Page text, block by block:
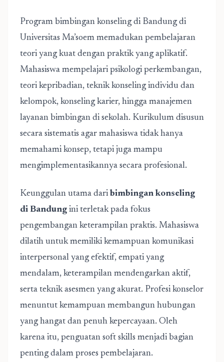
Program bimbingan konseling di Bandung di
Universitas Ma’soem memadukan pembelajaran
teori yang kuat dengan praktik yang aplikatif.
Mahasiswa mempelajari psikologi perkembangan,
teori kepribadian, teknik konseling individu dan
kelompok, konseling karier, hingga manajemen
layanan bimbingan di sekolah. Kurikulum disusun
secara sistematis agar mahasiswa tidak hanya
memahami konsep, tetapi juga mampu
mengimplementasikannya secara profesional.
Keunggulan utama dari bimbingan konseling
di Bandung ini terletak pada fokus
pengembangan keterampilan praktis. Mahasiswa
dilatih untuk memiliki kemampuan komunikasi
interpersonal yang efektif, empati yang
mendalam, keterampilan mendengarkan aktif,
serta teknik asesmen yang akurat. Profesi konselor
menuntut kemampuan membangun hubungan
yang hangat dan penuh kepercayaan. Oleh
karena itu, penguatan soft skills menjadi bagian
penting dalam proses pembelajaran.